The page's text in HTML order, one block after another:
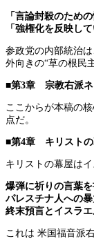
「言論封殺のための
「強権化を反映して
参政党の内部統治は
外向きの“草の根民
■第3章 宗教右派ネ
ここからが本稿の
点だ。
■第4章 キリストの
キリストの幕屋は
爆弾に祈りの言葉
パレスチナ人への
終末預言とイスラ
これは 米国福音派